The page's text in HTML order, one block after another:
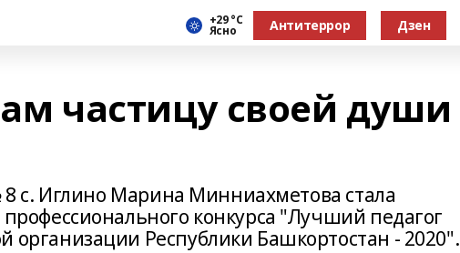
+29 °С
Ясно Антитеррор Дзен
частицу своей души
8 с. Иглино Марина Минниахметова стала
конкурса "Лучший педагог
организации Республики Башкортостан - 2020".